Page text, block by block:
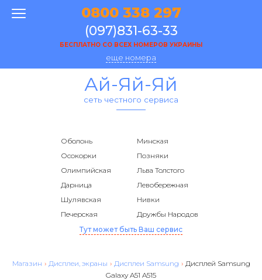
0800 338 297
(097)831-63-33
БЕСПЛАТНО СО ВСЕХ НОМЕРОВ УКРАИНЫ
еще номера
Ай-Яй-Яй
сеть честного сервиса
Оболонь
Минская
Осокорки
Позняки
Олимпийская
Льва Толстого
Дарница
Левобережная
Шулявская
Нивки
Печерская
Дружбы Народов
Тут может быть Ваш сервис
Магазин › Дисплеи, экраны › Дисплеи Samsung › Дисплей Samsung
Galaxy A51 A515